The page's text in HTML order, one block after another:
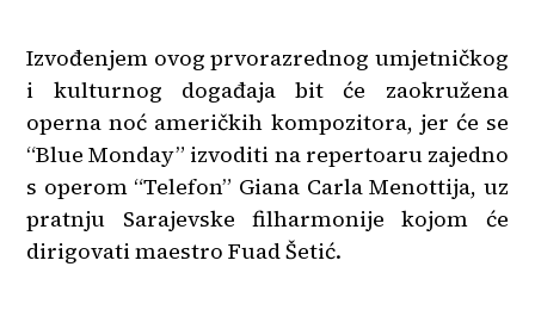
Izvođenjem ovog prvorazrednog umjetničkog
i kulturnog događaja bit će zaokružena
operna noć američkih kompozitora, jer će se
“Blue Monday” izvoditi na repertoaru zajedno
s operom “Telefon” Giana Carla Menottija, uz
pratnju Sarajevske filharmonije kojom će
dirigovati maestro Fuad Šetić.